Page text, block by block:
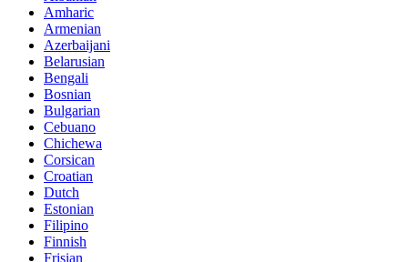
Amharic
Armenian
Azerbaijani
Belarusian
Bengali
Bosnian
Bulgarian
Cebuano
Chichewa
Corsican
Croatian
Dutch
Estonian
Filipino
Finnish
Frisian